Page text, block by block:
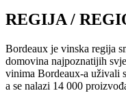
REGIJA /
Bordeaux je vinska regija
domovina najpoznatijih
vinima Bordeaux-a uživali
a se nalazi 14 000